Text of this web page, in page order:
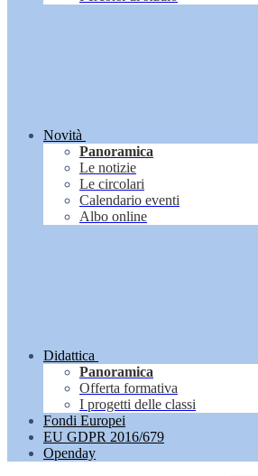
Novità
Panoramica
Le notizie
Le circolari
Calendario eventi
Albo online
Didattica
Panoramica
Offerta formativa
I progetti delle classi
Fondi Europei
EU GDPR 2016/679
Openday